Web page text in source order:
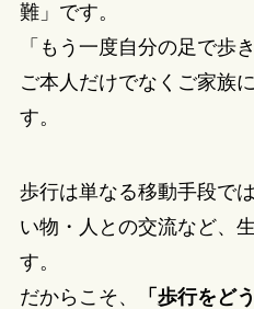
難」です。
「もう一度自分の足で歩
ご本人だけでなくご家族
す。
歩行は単なる移動手段で
い物・人との交流など、
す。
だからこそ、
「歩行をど